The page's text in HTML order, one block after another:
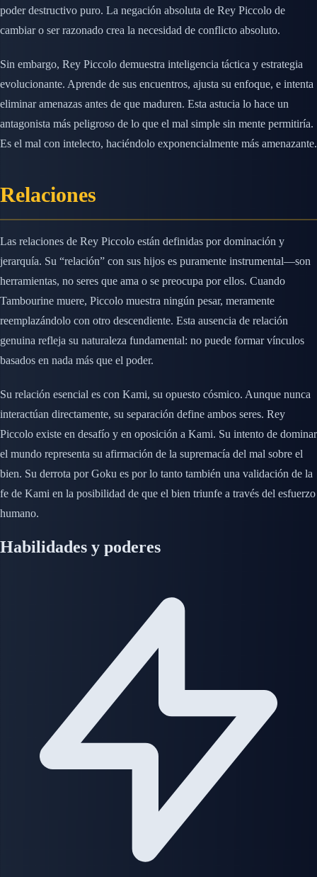
poder destructivo puro. La negación absoluta de Rey Piccolo de
cambiar o ser razonado crea la necesidad de conflicto absoluto.
Sin embargo, Rey Piccolo demuestra inteligencia táctica y estrategia
evolucionante. Aprende de sus encuentros, ajusta su enfoque, e intenta
eliminar amenazas antes de que maduren. Esta astucia lo hace un
antagonista más peligroso de lo que el mal simple sin mente permitiría.
Es el mal con intelecto, haciéndolo exponencialmente más amenazante.
Relaciones
Las relaciones de Rey Piccolo están definidas por dominación y
jerarquía. Su “relación” con sus hijos es puramente instrumental—son
herramientas, no seres que ama o se preocupa por ellos. Cuando
Tambourine muere, Piccolo muestra ningún pesar, meramente
reemplazándolo con otro descendiente. Esta ausencia de relación
genuina refleja su naturaleza fundamental: no puede formar vínculos
basados en nada más que el poder.
Su relación esencial es con Kami, su opuesto cósmico. Aunque nunca
interactúan directamente, su separación define ambos seres. Rey
Piccolo existe en desafío y en oposición a Kami. Su intento de dominar
el mundo representa su afirmación de la supremacía del mal sobre el
bien. Su derrota por Goku es por lo tanto también una validación de la
fe de Kami en la posibilidad de que el bien triunfe a través del esfuerzo
humano.
Habilidades y poderes